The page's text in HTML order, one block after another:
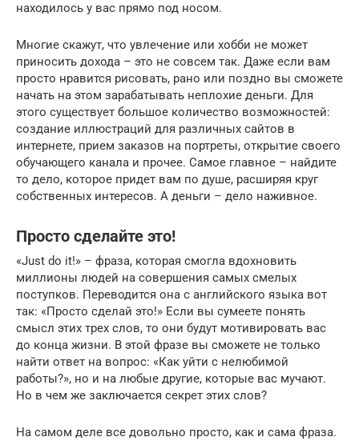
находилось у вас прямо под носом.
Многие скажут, что увлечение или хобби не может
приносить дохода – это не совсем так. Даже если вам
просто нравится рисовать, рано или поздно вы сможете
начать на этом зарабатывать неплохие деньги. Для
этого существует большое количество возможностей:
создание иллюстраций для различных сайтов в
интернете, прием заказов на портреты, открытие своего
обучающего канала и прочее. Самое главное – найдите
то дело, которое придет вам по душе, расширяя круг
собственных интересов. А деньги – дело наживное.
Просто сделайте это!
«Just do it!» – фраза, которая смогла вдохновить
миллионы людей на совершения самых смелых
поступков. Переводится она с английского языка вот
так: «Просто сделай это!» Если вы сумеете понять
смысл этих трех слов, то они будут мотивировать вас
до конца жизни. В этой фразе вы сможете не только
найти ответ на вопрос: «Как уйти с нелюбимой
работы?», но и на любые другие, которые вас мучают.
Но в чем же заключается секрет этих слов?
На самом деле все довольно просто, как и сама фраза.